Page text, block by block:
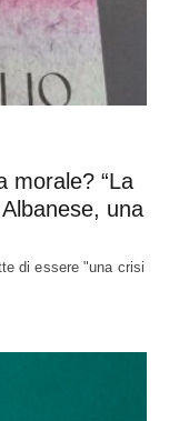
morale? “La
una
di essere "una crisi